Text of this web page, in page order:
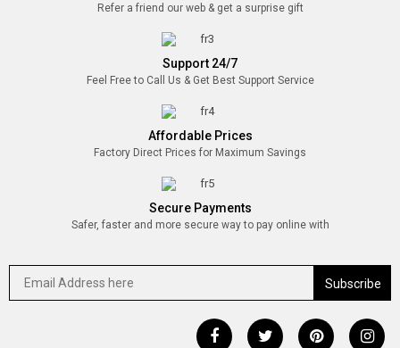
Refer a friend our web & get a surprise gift
Support 24/7
Feel Free to Call Us & Get Best Support Service
Affordable Prices
Factory Direct Prices for Maximum Savings
Secure Payments
Safer, faster and more secure way to pay online with